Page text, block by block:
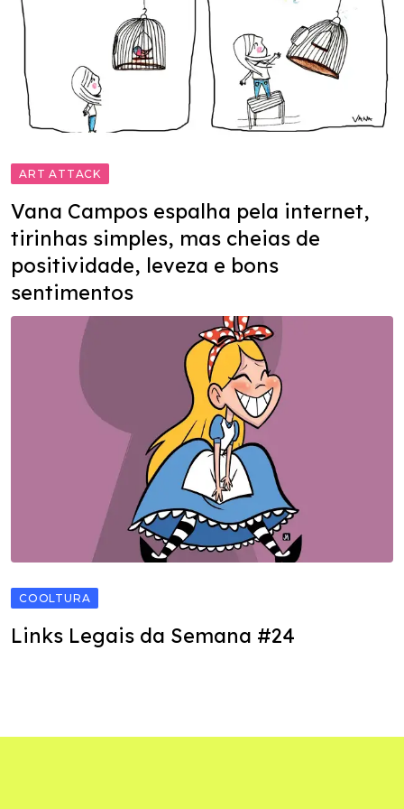
ART ATTACK
Vana Campos espalha pela internet,
tirinhas simples, mas cheias de
positividade, leveza e bons
sentimentos
COOLTURA
Links Legais da Semana #24